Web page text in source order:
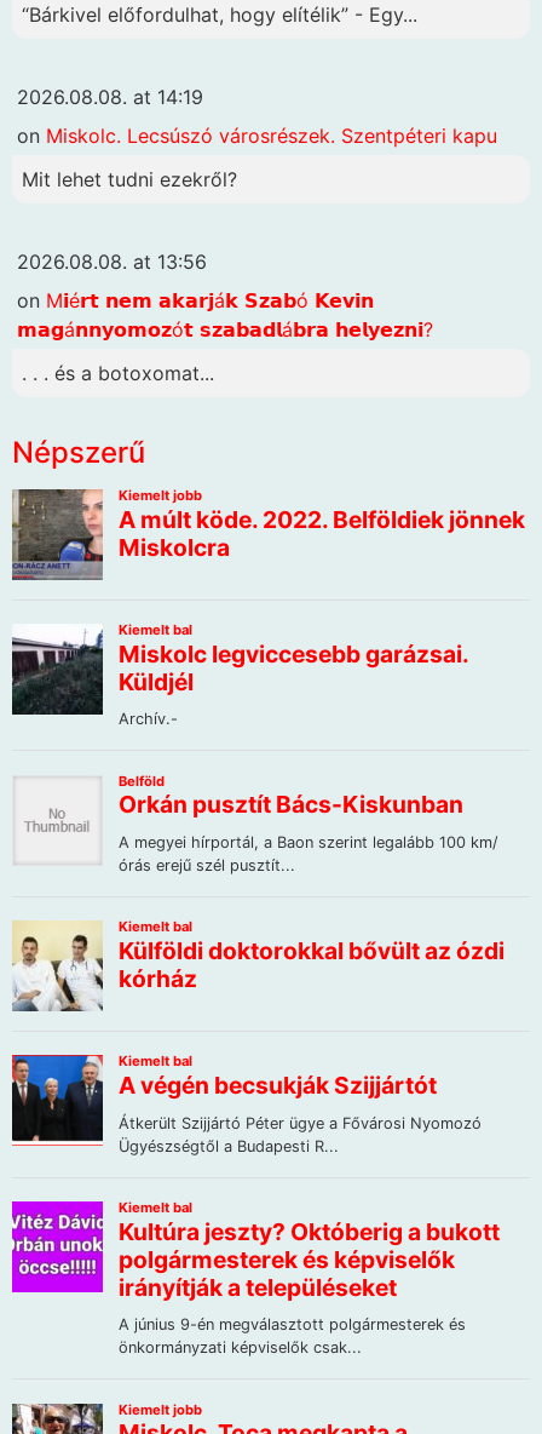
“Bárkivel előfordulhat, hogy elítélik” - Egy...
2026.08.08. at 14:19
on Miskolc. Lecsúszó városrészek. Szentpéteri kapu
Mit lehet tudni ezekről?
2026.08.08. at 13:56
on M𝗶é𝗿𝘁 𝗻𝗲𝗺 𝗮𝗸𝗮𝗿𝗷á𝗸 𝗦𝘇𝗮𝗯ó 𝗞𝗲𝘃𝗶𝗻
𝗺𝗮𝗴á𝗻𝗻𝘆𝗼𝗺𝗼𝘇ó𝘁 𝘀𝘇𝗮𝗯𝗮𝗱𝗹á𝗯𝗿𝗮 𝗵𝗲𝗹𝘆𝗲𝘇𝗻𝗶?
. . . és a botoxomat...
Népszerű